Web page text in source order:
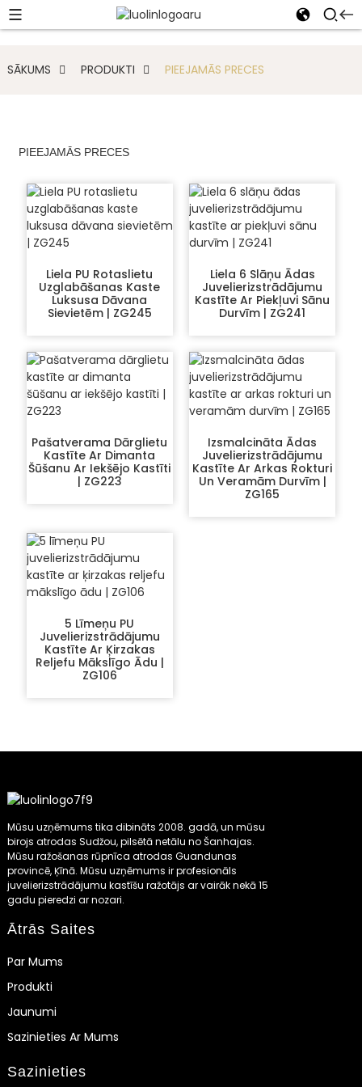
SĀKUMS PRODUKTI PIEEJAMĀS PRECES
PIEEJAMĀS PRECES
Liela PU Rotaslietu
Uzglabāšanas Kaste
Luksusa Dāvana
Sievietēm | ZG245
Liela 6 Slāņu Ādas
Juvelierizstrādājumu
Kastīte Ar Piekļuvi Sānu
Durvīm | ZG241
Pašatverama Dārglietu
Kastīte Ar Dimanta
Šūšanu Ar Iekšējo Kastīti
| ZG223
Izsmalcināta Ādas
Juvelierizstrādājumu
Kastīte Ar Arkas Rokturi
Un Veramām Durvīm |
ZG165
5 Līmeņu PU
Juvelierizstrādājumu
Kastīte Ar Ķirzakas
Reljefu Mākslīgo Ādu |
ZG106
Mūsu uzņēmums tika dibināts 2008. gadā, un mūsu
birojs atrodas Sudžou, pilsētā netālu no Šanhajas.
Mūsu ražošanas rūpnīca atrodas Guandunas
provincē, Ķīnā. Mūsu uzņēmums ir profesionāls
juvelierizstrādājumu kastīšu ražotājs ar vairāk nekā 15
gadu pieredzi ar nozari.
Ātrās Saites
Par Mums
Produkti
Jaunumi
Sazinieties Ar Mums
Sazinieties